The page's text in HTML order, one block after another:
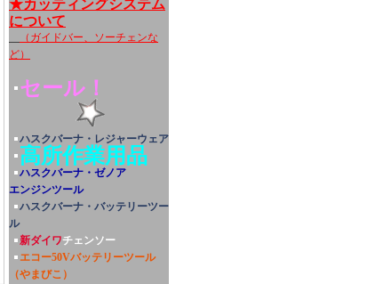
★カッティングシステム
について
（ガイドバー、ソーチェンな
ど）
セール！
ハスクバーナ・レジャーウェア
高所作業用品
ハスクバーナ・ゼノア
エンジンツール
ハスクバーナ・バッテリーツー
ル
新ダイワチェンソー
エコー50Vバッテリーツール
（やまびこ）